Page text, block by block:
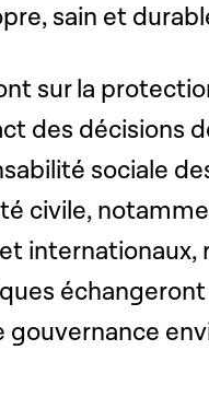
sain et
sur la
des décisions
sociale
civile,
internationaux,
gouvernance